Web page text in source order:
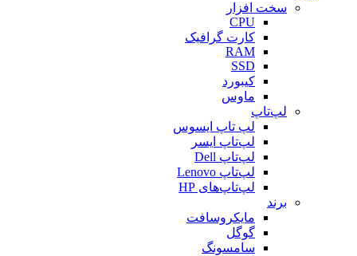
سخت افزار
CPU
کارت گرافیک
RAM
SSD
کیبورد
ماوس
لپ‌تاپ
لپ تاپ ایسوس
لپ‌تاپ ایسر
لپ‌تاپ Dell
لپ‌تاپ Lenovo
لپ‌تاپ‌های HP
برند
مایکروسافت
گوگل
سامسونگ